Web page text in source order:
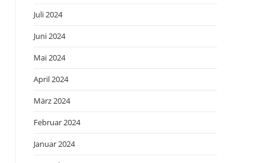
Juli 2024
Juni 2024
Mai 2024
April 2024
März 2024
Februar 2024
Januar 2024